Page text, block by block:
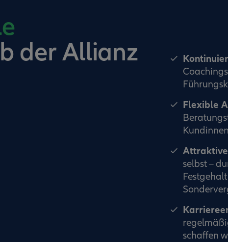
der Allianz
Flexible
selbst –
schaffen